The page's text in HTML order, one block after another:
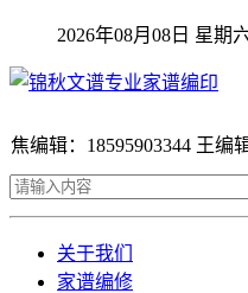
2026年08月08日 星期
焦编辑：18595903344 王编
关于我们
家谱编修